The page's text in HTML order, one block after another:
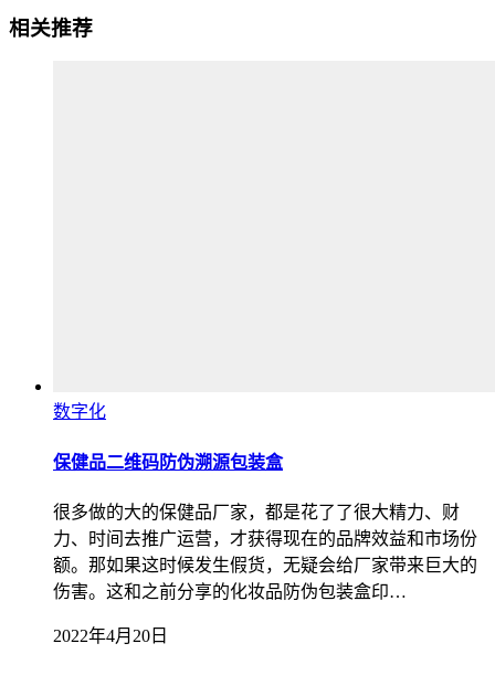
相关推荐
数字化
保健品二维码防伪溯源包装盒
很多做的大的保健品厂家，都是花了了很大精力、财
力、时间去推广运营，才获得现在的品牌效益和市场份
额。那如果这时候发生假货，无疑会给厂家带来巨大的
伤害。这和之前分享的化妆品防伪包装盒印…
2022年4月20日